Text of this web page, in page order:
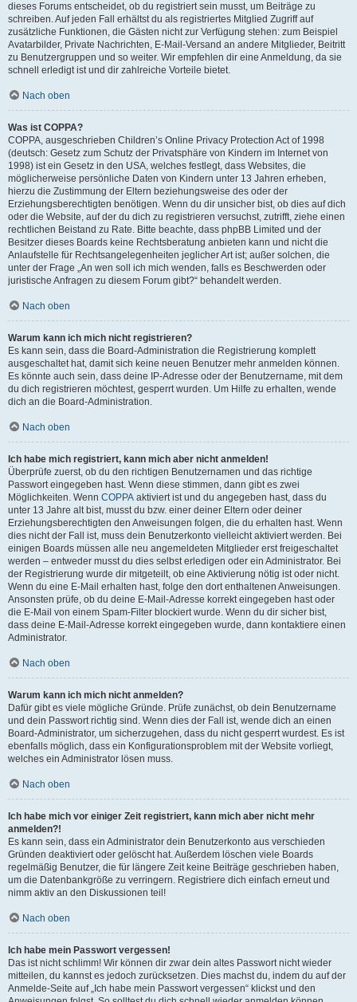
dieses Forums entscheidet, ob du registriert sein musst, um Beiträge zu
schreiben. Auf jeden Fall erhältst du als registriertes Mitglied Zugriff auf
zusätzliche Funktionen, die Gästen nicht zur Verfügung stehen: zum Beispiel
Avatarbilder, Private Nachrichten, E-Mail-Versand an andere Mitglieder, Beitritt
zu Benutzergruppen und so weiter. Wir empfehlen dir eine Anmeldung, da sie
schnell erledigt ist und dir zahlreiche Vorteile bietet.
Nach oben
Was ist COPPA?
COPPA, ausgeschrieben Children’s Online Privacy Protection Act of 1998
(deutsch: Gesetz zum Schutz der Privatsphäre von Kindern im Internet von
1998) ist ein Gesetz in den USA, welches festlegt, dass Websites, die
möglicherweise persönliche Daten von Kindern unter 13 Jahren erheben,
hierzu die Zustimmung der Eltern beziehungsweise des oder der
Erziehungsberechtigten benötigen. Wenn du dir unsicher bist, ob dies auf dich
oder die Website, auf der du dich zu registrieren versuchst, zutrifft, ziehe einen
rechtlichen Beistand zu Rate. Bitte beachte, dass phpBB Limited und der
Besitzer dieses Boards keine Rechtsberatung anbieten kann und nicht die
Anlaufstelle für Rechtsangelegenheiten jeglicher Art ist; außer solchen, die
unter der Frage „An wen soll ich mich wenden, falls es Beschwerden oder
juristische Anfragen zu diesem Forum gibt?“ behandelt werden.
Nach oben
Warum kann ich mich nicht registrieren?
Es kann sein, dass die Board-Administration die Registrierung komplett
ausgeschaltet hat, damit sich keine neuen Benutzer mehr anmelden können.
Es könnte auch sein, dass deine IP-Adresse oder der Benutzername, mit dem
du dich registrieren möchtest, gesperrt wurden. Um Hilfe zu erhalten, wende
dich an die Board-Administration.
Nach oben
Ich habe mich registriert, kann mich aber nicht anmelden!
Überprüfe zuerst, ob du den richtigen Benutzernamen und das richtige
Passwort eingegeben hast. Wenn diese stimmen, dann gibt es zwei
Möglichkeiten. Wenn COPPA aktiviert ist und du angegeben hast, dass du
unter 13 Jahre alt bist, musst du bzw. einer deiner Eltern oder deiner
Erziehungsberechtigten den Anweisungen folgen, die du erhalten hast. Wenn
dies nicht der Fall ist, muss dein Benutzerkonto vielleicht aktiviert werden. Bei
einigen Boards müssen alle neu angemeldeten Mitglieder erst freigeschaltet
werden – entweder musst du dies selbst erledigen oder ein Administrator. Bei
der Registrierung wurde dir mitgeteilt, ob eine Aktivierung nötig ist oder nicht.
Wenn du eine E-Mail erhalten hast, folge den dort enthaltenen Anweisungen.
Ansonsten prüfe, ob du deine E-Mail-Adresse korrekt eingegeben hast oder
die E-Mail von einem Spam-Filter blockiert wurde. Wenn du dir sicher bist,
dass deine E-Mail-Adresse korrekt eingegeben wurde, dann kontaktiere einen
Administrator.
Nach oben
Warum kann ich mich nicht anmelden?
Dafür gibt es viele mögliche Gründe. Prüfe zunächst, ob dein Benutzername
und dein Passwort richtig sind. Wenn dies der Fall ist, wende dich an einen
Board-Administrator, um sicherzugehen, dass du nicht gesperrt wurdest. Es ist
ebenfalls möglich, dass ein Konfigurationsproblem mit der Website vorliegt,
welches ein Administrator lösen muss.
Nach oben
Ich habe mich vor einiger Zeit registriert, kann mich aber nicht mehr
anmelden?!
Es kann sein, dass ein Administrator dein Benutzerkonto aus verschieden
Gründen deaktiviert oder gelöscht hat. Außerdem löschen viele Boards
regelmäßig Benutzer, die für längere Zeit keine Beiträge geschrieben haben,
um die Datenbankgröße zu verringern. Registriere dich einfach erneut und
nimm aktiv an den Diskussionen teil!
Nach oben
Ich habe mein Passwort vergessen!
Das ist nicht schlimm! Wir können dir zwar dein altes Passwort nicht wieder
mitteilen, du kannst es jedoch zurücksetzen. Dies machst du, indem du auf der
Anmelde-Seite auf „Ich habe mein Passwort vergessen“ klickst und den